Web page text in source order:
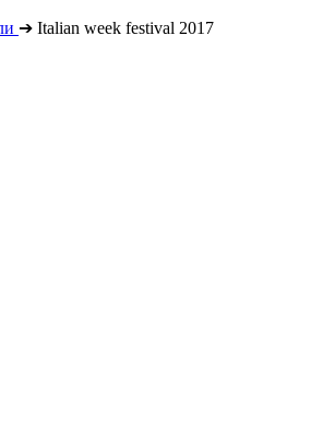
➔ Italian week festival 2017